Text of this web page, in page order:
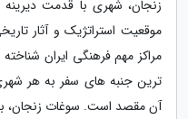
زنجان، شهری با قدمت
موقعیت استراتژیک و آثار
مراکز مهم فرهنگی ایران
ترین جنبه های سفر به هر
آن مقصد است. سوغات زنجان،